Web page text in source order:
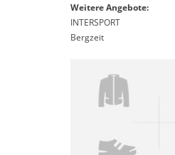
Weitere Angebote:
INTERSPORT
Bergzeit